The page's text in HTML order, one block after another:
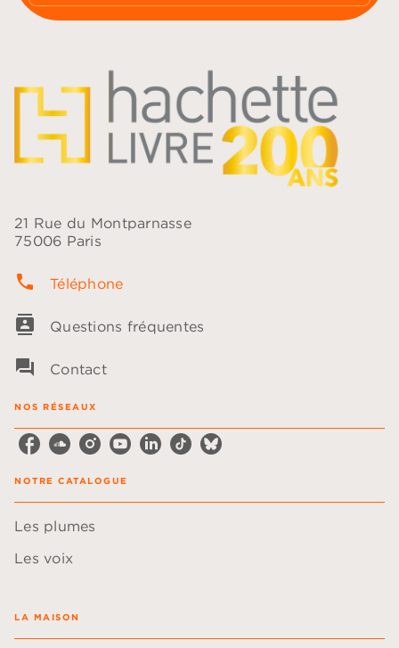
21 Rue du Montparnasse
75006 Paris
phone Téléphone
contacts Questions fréquentes
question_answer Contact
NOS RÉSEAUX
NOTRE CATALOGUE
Les plumes
Les voix
LA MAISON